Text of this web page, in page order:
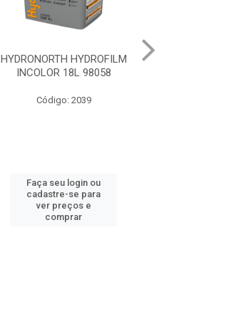
HYDRONORTH ACR STAND
RENDE BCO GELO 3.6 8341
Código: 10219
Faça seu login ou
cadastre-se para
ver preços e
comprar